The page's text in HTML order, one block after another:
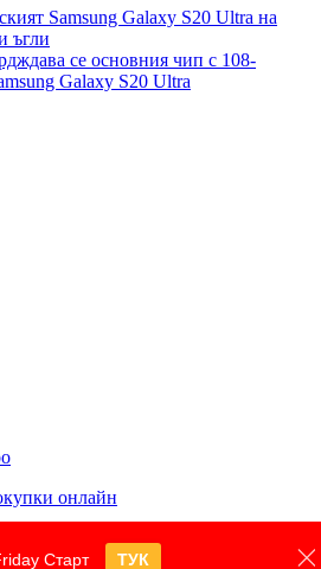
Samsung Galaxy S20 Ultra на
ъгли
се основния чип с 108-
Galaxy S20 Ultra
онлайн
Старт ТУК